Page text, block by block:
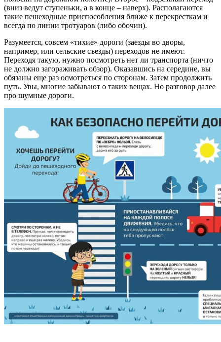
(вниз ведут ступеньки, а в конце – наверх). Располагаются
такие пешеходные приспособления ближе к перекресткам и
всегда по линии тротуаров (либо обочин).
Разумеется, совсем «тихие» дороги (заезды во дворы,
например, или сельские съезды) переходов не имеют.
Переходя такую, нужно посмотреть нет ли транспорта (ничто
не должно загораживать обзор). Оказавшись на середине, вы
обязаны еще раз осмотреться по сторонам. Затем продолжить
путь. Увы, многие забывают о таких вещах. Но разговор далее
про шумные дороги.